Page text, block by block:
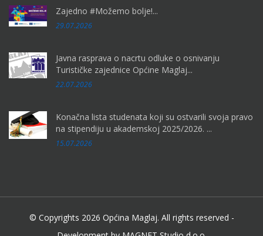
Zajedno #Možemo bolje!...
29.07.2026
Javna rasprava o nacrtu odluke o osnivanju
Turističke zajednice Općine Maglaj...
22.07.2026
Konačna lista studenata koji su ostvarili svoja pravo
na stipendiju u akademskoj 2025/2026. ...
15.07.2026
© Copyrights 2026 Općina Maglaj. All rights reserved -